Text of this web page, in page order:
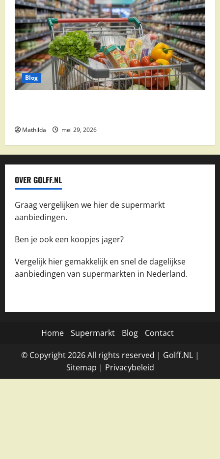
Blog
Mathilda mei 29, 2026
OVER GOLFF.NL
Graag vergelijken we hier de supermarkt
aanbiedingen.
Ben je ook een koopjes jager?
Vergelijk hier gemakkelijk en snel de dagelijkse
aanbiedingen van supermarkten in Nederland.
Home Supermarkt Blog Contact
© Copyright2026All rights reserved | Golff.NL|
Sitemap | Privacybeleid